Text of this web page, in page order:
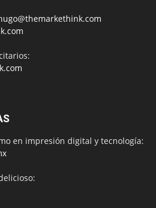
en impresión digital y tecnología: